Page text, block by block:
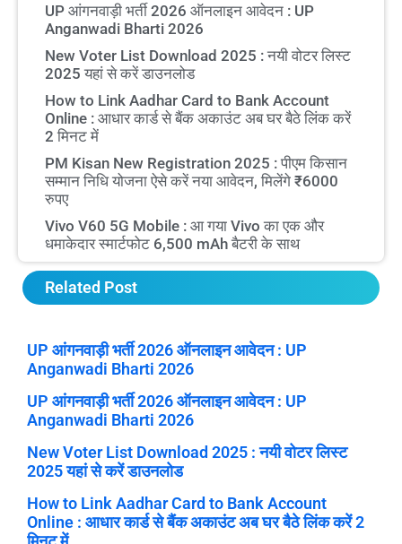
UP आंगनवाड़ी भर्ती 2026 ऑनलाइन आवेदन : UP
Anganwadi Bharti 2026
New Voter List Download 2025 : नयी वोटर लिस्ट
2025 यहां से करें डाउनलोड
How to Link Aadhar Card to Bank Account
Online : आधार कार्ड से बैंक अकाउंट अब घर बैठे लिंक करें
2 मिनट में
PM Kisan New Registration 2025 : पीएम किसान
सम्मान निधि योजना ऐसे करें नया आवेदन, मिलेंगे ₹6000
रुपए
Vivo V60 5G Mobile : आ गया Vivo का एक और
धमाकेदार स्मार्टफोट 6,500 mAh बैटरी के साथ
Related Post
UP आंगनवाड़ी भर्ती 2026 ऑनलाइन आवेदन : UP
Anganwadi Bharti 2026
UP आंगनवाड़ी भर्ती 2026 ऑनलाइन आवेदन : UP
Anganwadi Bharti 2026
New Voter List Download 2025 : नयी वोटर लिस्ट
2025 यहां से करें डाउनलोड
How to Link Aadhar Card to Bank Account
Online : आधार कार्ड से बैंक अकाउंट अब घर बैठे लिंक करें 2